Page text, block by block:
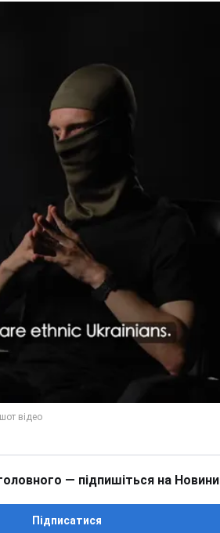
— підпишіться на
Підписатися